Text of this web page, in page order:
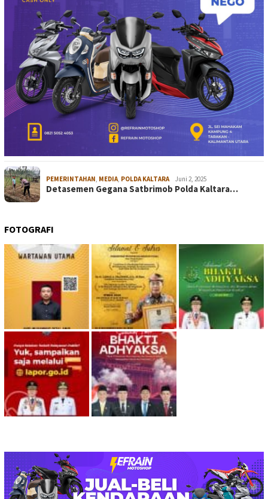
PEMERINTAHAN MEDIA POLDA KALTARA Juni 2, 2025
Detasemen Gegana Satbrimob Polda Kaltara…
FOTOGRAFI